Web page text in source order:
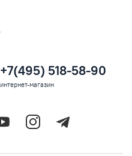
+7(495) 518-58-90
интернет-магазин